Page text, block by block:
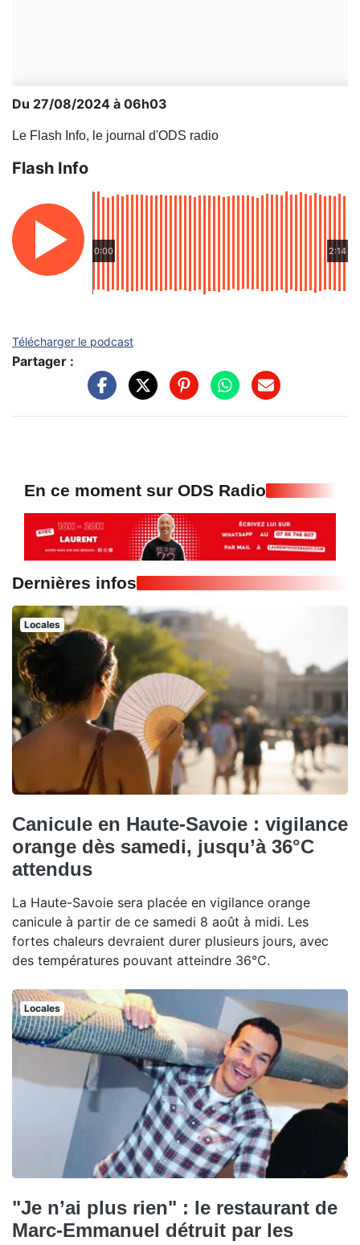
Du 27/08/2024 à 06h03
Le Flash Info, le journal d'ODS radio
Flash Info
0:00 2:14
Télécharger le podcast
Partager :
En ce moment sur ODS Radio
Dernières infos
Locales
Canicule en Haute-Savoie : vigilance
orange dès samedi, jusqu’à 36°C
attendus
La Haute-Savoie sera placée en vigilance orange
canicule à partir de ce samedi 8 août à midi. Les
fortes chaleurs devraient durer plusieurs jours, avec
des températures pouvant atteindre 36°C.
Locales
"Je n’ai plus rien" : le restaurant de
Marc-Emmanuel détruit par les